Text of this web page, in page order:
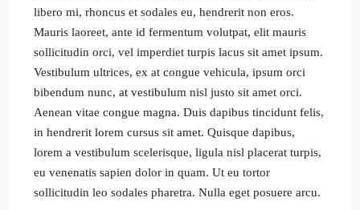
libero mi, rhoncus et sodales eu, hendrerit non eros.
Mauris laoreet, ante id fermentum volutpat, elit mauris
sollicitudin orci, vel imperdiet turpis lacus sit amet ipsum.
Vestibulum ultrices, ex at congue vehicula, ipsum orci
bibendum nunc, at vestibulum nisl justo sit amet orci.
Aenean vitae congue magna. Duis dapibus tincidunt felis,
in hendrerit lorem cursus sit amet. Quisque dapibus,
lorem a vestibulum scelerisque, ligula nisl placerat turpis,
eu venenatis sapien dolor in quam. Ut eu tortor
sollicitudin leo sodales pharetra. Nulla eget posuere arcu.